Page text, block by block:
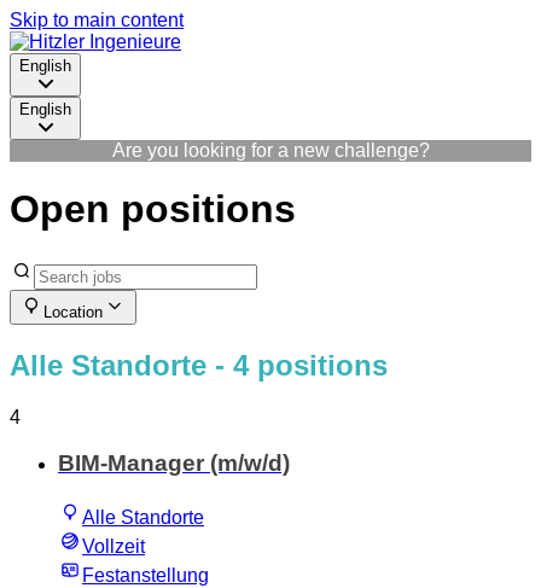
Skip to main content
English
English
Are you looking for a new challenge?
Open positions
Location
Alle Standorte - 4 positions
4
BIM-Manager (m/w/d)
Alle Standorte
Vollzeit
Festanstellung